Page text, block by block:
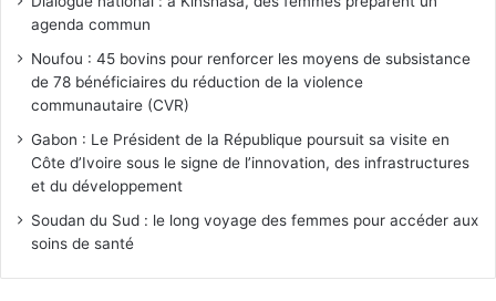
agenda commun
Noufou : 45 bovins pour renforcer les moyens de subsistance
de 78 bénéficiaires du réduction de la violence
communautaire (CVR)
Gabon : Le Président de la République poursuit sa visite en
Côte d’Ivoire sous le signe de l’innovation, des infrastructures
et du développement
Soudan du Sud : le long voyage des femmes pour accéder aux
soins de santé